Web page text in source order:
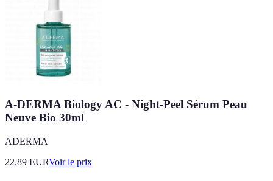
A-DERMA Biology AC - Night-Peel Sérum Peau
Neuve Bio 30ml
ADERMA
22.89 EURVoir le prix